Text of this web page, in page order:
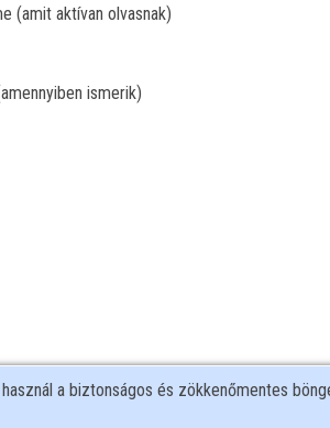
(amit aktívan olvasnak)
ismerik)
a biztonságos és zökkenőmentes